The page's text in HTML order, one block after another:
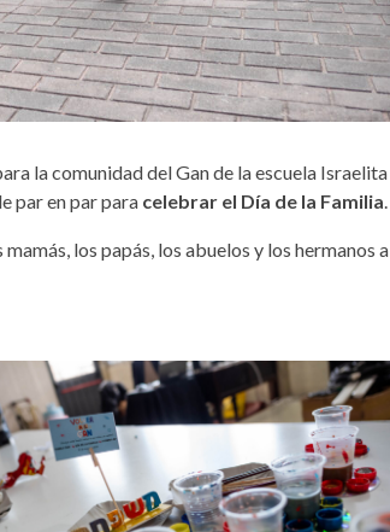
la comunidad del Gan de la escuela Israelita
par en par para celebrar el Día de la Familia.
los papás, los abuelos y los hermanos a